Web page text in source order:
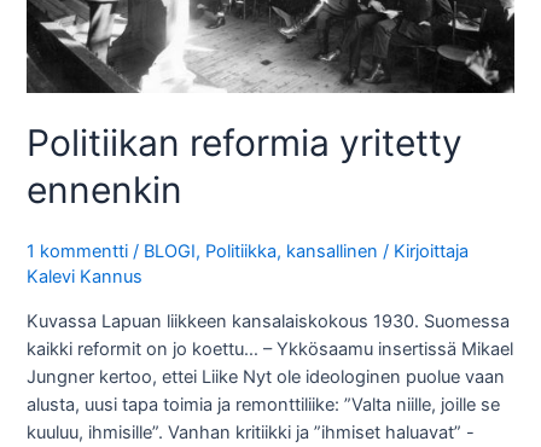
Politiikan reformia yritetty
ennenkin
1 kommentti / BLOGI, Politiikka, kansallinen / Kirjoittaja
Kalevi Kannus
Kuvassa Lapuan liikkeen kansalaiskokous 1930. Suomessa
kaikki reformit on jo koettu… – Ykkösaamu insertissä Mikael
Jungner kertoo, ettei Liike Nyt ole ideologinen puolue vaan
alusta, uusi tapa toimia ja remonttiliike: ”Valta niille, joille se
kuuluu, ihmisille”. Vanhan kritiikki ja ”ihmiset haluavat” -